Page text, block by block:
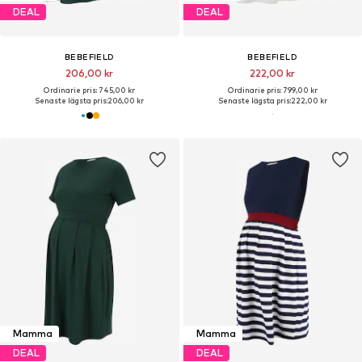
DEAL
BEBEFIELD
206,00 kr
Ordinarie pris: 745,00 kr
Senaste lägsta pris:206,00 kr
DEAL
BEBEFIELD
222,00 kr
Ordinarie pris: 799,00 kr
Senaste lägsta pris:222,00 kr
Mamma
DEAL
Mamma
DEAL